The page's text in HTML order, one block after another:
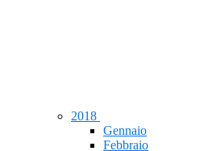
2018
Gennaio
Febbraio